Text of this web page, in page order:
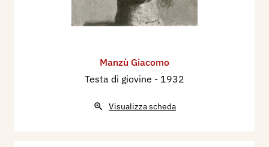
Manzù Giacomo
Testa di giovine - 1932
Visualizza scheda